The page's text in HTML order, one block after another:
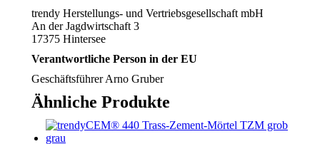
trendy Herstellungs- und Vertriebsgesellschaft mbH
An der Jagdwirtschaft 3
17375 Hintersee
Verantwortliche Person in der EU
Geschäftsführer Arno Gruber
Ähnliche Produkte